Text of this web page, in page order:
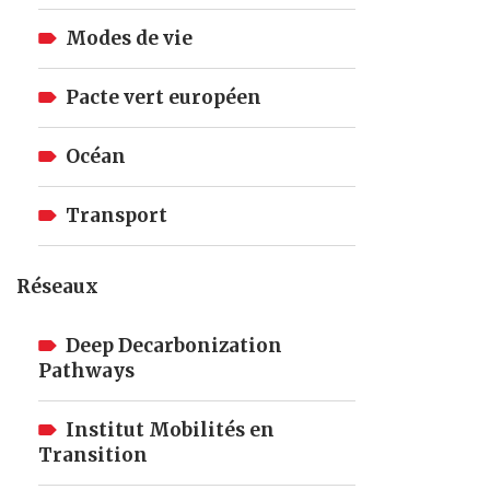
Modes de vie
Pacte vert européen
Océan
Transport
Réseaux
Deep Decarbonization
Pathways
Institut Mobilités en
Transition